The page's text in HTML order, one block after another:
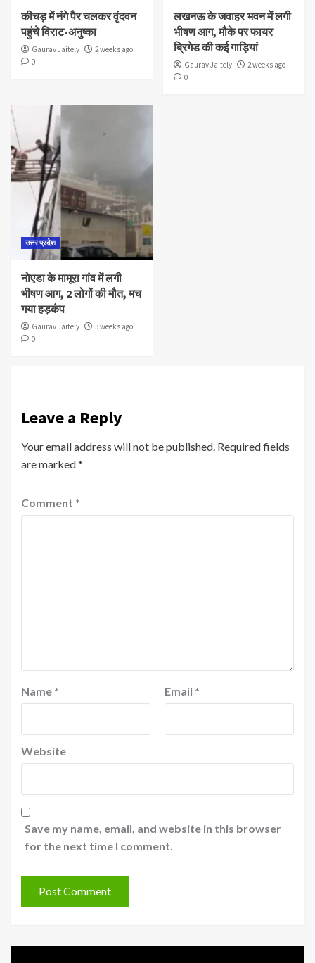
कीचड़ में नंगे पैर चलकर वृंदवन
पहुंचे विराट-अनुष्का
Gaurav Jaitely
2 weeks ago
0
लखनऊ के जवाहर भवन में लगी
भीषण आग, मौके पर फायर
ब्रिगेड की कई गाड़ियां
Gaurav Jaitely
2 weeks ago
0
उत्तर प्रदेश
नोएडा के मामूरा गांव में लगी
भीषण आग, 2 लोगों की मौत, मच
गया हड़कंप
Gaurav Jaitely
3 weeks ago
0
Leave a Reply
Your email address will not be published. Required fields
are marked*
Comment *
Name * Email *
Website
Save my name, email, and website in this browser
for the next time I comment.